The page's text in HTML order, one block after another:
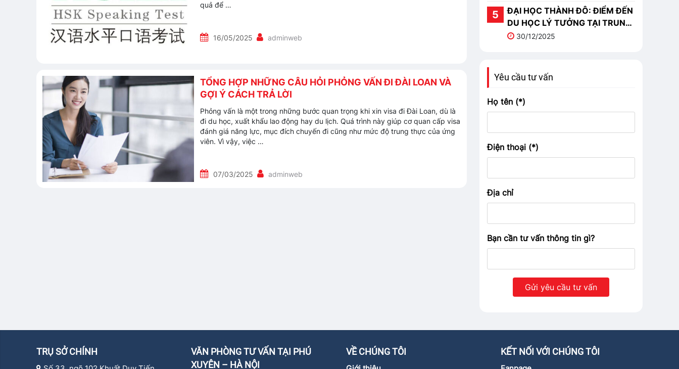
quả để …
16/05/2025 adminweb
TỔNG HỢP NHỮNG CÂU HỎI PHỎNG VẤN ĐI ĐÀI LOAN VÀ
GỢI Ý CÁCH TRẢ LỜI
Phỏng vấn là một trong những bước quan trọng khi xin visa đi Đài Loan, dù là
đi du học, xuất khẩu lao động hay du lịch. Quá trình này giúp cơ quan cấp visa
đánh giá năng lực, mục đích chuyến đi cũng như mức độ trung thực của ứng
viên. Vì vậy, việc …
07/03/2025 adminweb
ĐẠI HỌC THÀNH ĐÔ: ĐIỂM ĐẾN
DU HỌC LÝ TƯỞNG TẠI TRUNG
QUỐC
30/12/2025
Yêu cầu tư vấn
Họ tên (*)
Điện thoại (*)
Địa chỉ
Bạn cần tư vấn thông tin gì?
TRỤ SỞ CHÍNH
VĂN PHÒNG TƯ VẤN TẠI PHÚ
XUYÊN – HÀ NỘI
VỀ CHÚNG TÔI KẾT NỐI VỚI CHÚNG TÔI